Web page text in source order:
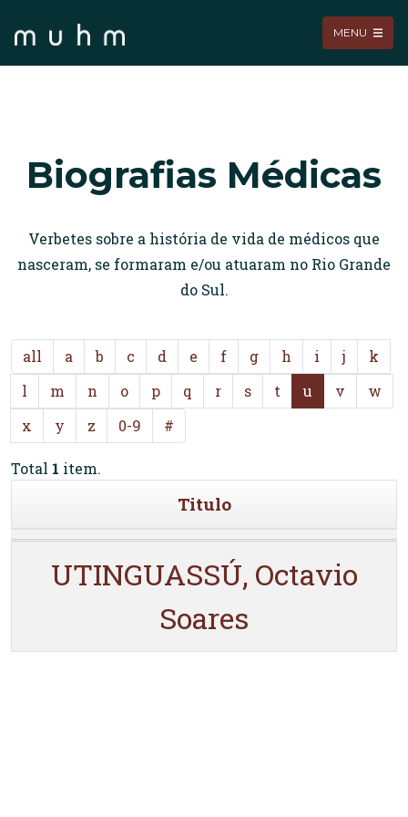
MENU
Biografias Médicas
Verbetes sobre a história de vida de médicos que
nasceram, se formaram e/ou atuaram no Rio Grande
do Sul.
all a b c d e f g h i j
k
l
m n o p q r s t u v
w
x
y z 0-9 #
Total 1 item.
Titulo
UTINGUASSÚ, Octavio
Soares